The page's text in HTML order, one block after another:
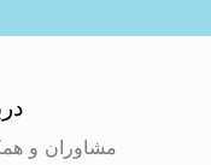
مشاوران و